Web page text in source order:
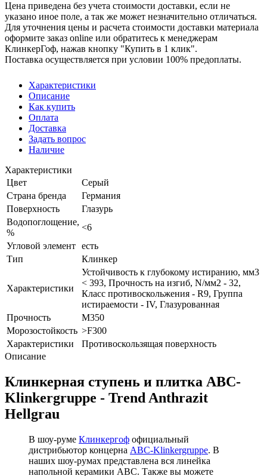
Цена приведена без учета стоимости доставки, если не
указано иное поле, а так же может незначительно отличаться.
Для уточнения цены и расчета стоимости доставки материала
оформите заказ online или обратитесь к менеджерам
КлинкерГоф, нажав кнопку "Купить в 1 клик".
Поставка осуществляется при условии 100% предоплаты.
Характеристики
Описание
Как купить
Оплата
Доставка
Задать вопрос
Наличие
Характеристики
Цвет
Серый
Страна бренда
Германия
Поверхность
Глазурь
Водопоглощение,
%
<6
Угловой элемент есть
Тип
Клинкер
Характеристики
Устойчивость к глубокому истиранию, мм3
< 393, Прочность на изгиб, N/мм2 - 32,
Класс противоскольжения - R9, Группа
истираемости - IV, Глазурованная
Прочность
М350
Морозостойкость >F300
Характеристики
Противоскользящая поверхность
Описание
Клинкерная ступень и плитка ABC-
Klinkergruppe - Trend Anthrazit
Hellgrau
В шоу-руме Клинкергоф официальный
дистрибьютор концерна ABC-Klinkergruppe. В
наших шоу-румах представлена вся линейка
напольной керамики ABC. Также вы можете